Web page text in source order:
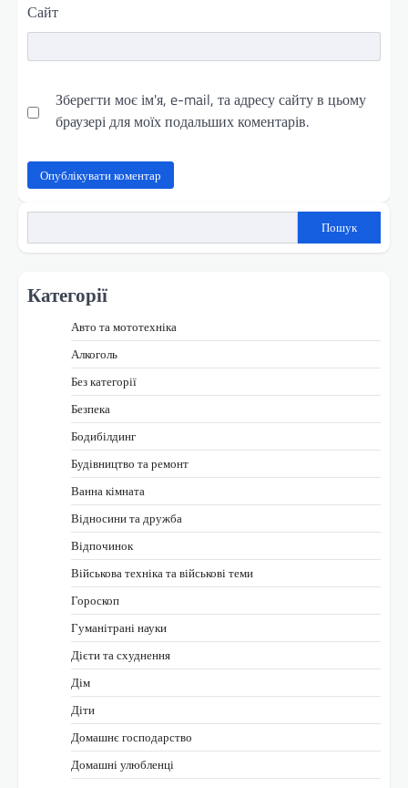
Сайт
Зберегти моє ім'я, e-mail, та адресу сайту в цьому
браузері для моїх подальших коментарів.
Пошук
Категорії
Авто та мототехніка
Алкоголь
Без категорії
Безпека
Бодибілдинг
Будівництво та ремонт
Ванна кімната
Відносини та дружба
Відпочинок
Військова техніка та військові теми
Гороскоп
Гуманітрані науки
Дієти та схуднення
Дім
Діти
Домашнє господарство
Домашні улюбленці